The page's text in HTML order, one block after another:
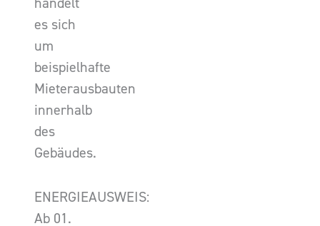
es sich
um
beispielhafte
Mieterausbauten
innerhalb
des
Gebäudes.
ENERGIEAUSWEIS:
Ab 01.